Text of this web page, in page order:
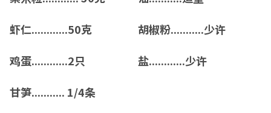
虾仁............50克
鸡蛋............2只
甘笋........... 1/4条
胡椒粉...........少许
盐............少许